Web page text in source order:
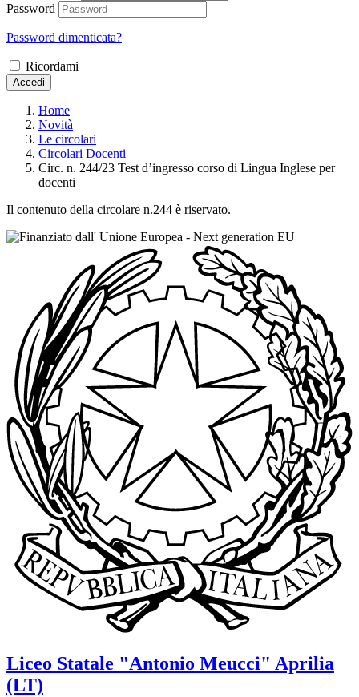
Password
Password dimenticata?
Ricordami
Accedi
Home
Novità
Le circolari
Circolari Docenti
Circ. n. 244/23 Test d’ingresso corso di Lingua Inglese per
docenti
Il contenuto della circolare n.244 è riservato.
Liceo Statale "Antonio Meucci" Aprilia
(LT)